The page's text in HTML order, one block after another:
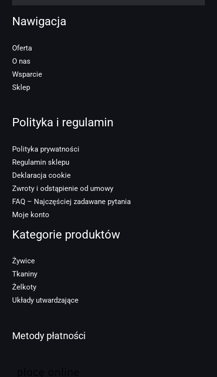
Nawigacja
Oferta
O nas
Wsparcie
Sklep
Polityka i regulamin
Polityka prywatności
Regulamin sklepu
Deklaracja cookie
Zwroty i odstąpienie od umowy
FAQ – Najczęściej zadawane pytania
Moje konto
Kategorie produktów
Żywice
Tkaniny
Żelkoty
Układy utwardzające
Metody płatności